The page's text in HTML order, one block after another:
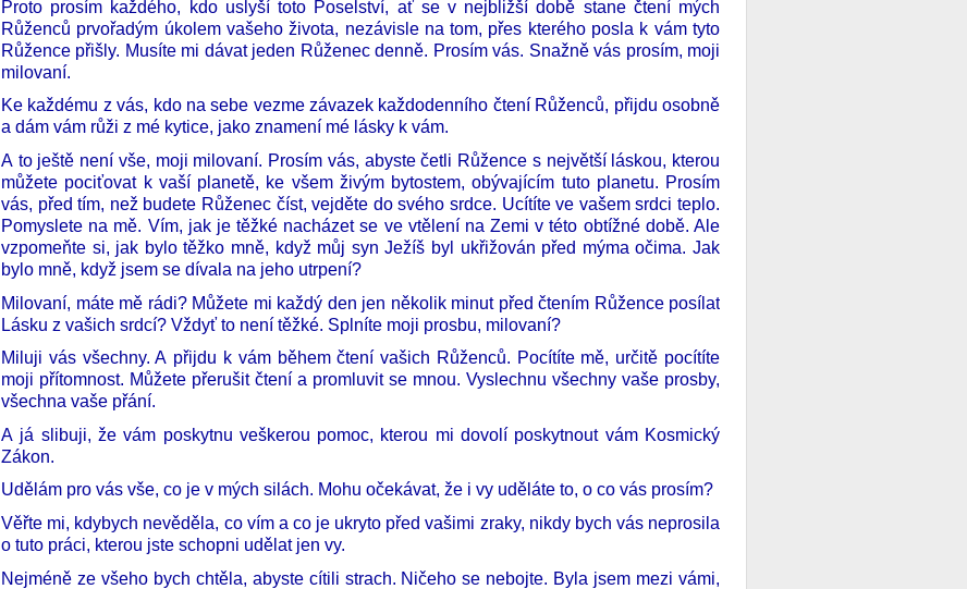
Proto prosím každého, kdo uslyší toto Poselství, ať se v nejbližší době stane čtení mých
Růženců prvořadým úkolem vašeho života, nezávisle na tom, přes kterého posla k vám tyto
Růžence přišly. Musíte mi dávat jeden Růženec denně. Prosím vás. Snažně vás prosím, moji
milovaní.
Ke každému z vás, kdo na sebe vezme závazek každodenního čtení Růženců, přijdu osobně
a dám vám růži z mé kytice, jako znamení mé lásky k vám.
A to ještě není vše, moji milovaní. Prosím vás, abyste četli Růžence s největší láskou, kterou
můžete pociťovat k vaší planetě, ke všem živým bytostem, obývajícím tuto planetu. Prosím
vás, před tím, než budete Růženec číst, vejděte do svého srdce. Ucítíte ve vašem srdci teplo.
Pomyslete na mě. Vím, jak je těžké nacházet se ve vtělení na Zemi v této obtížné době. Ale
vzpomeňte si, jak bylo těžko mně, když můj syn Ježíš byl ukřižován před mýma očima. Jak
bylo mně, když jsem se dívala na jeho utrpení?
Milovaní, máte mě rádi? Můžete mi každý den jen několik minut před čtením Růžence posílat
Lásku z vašich srdcí? Vždyť to není těžké. Splníte moji prosbu, milovaní?
Miluji vás všechny. A přijdu k vám během čtení vašich Růženců. Pocítíte mě, určitě pocítíte
moji přítomnost. Můžete přerušit čtení a promluvit se mnou. Vyslechnu všechny vaše prosby,
všechna vaše přání.
A já slibuji, že vám poskytnu veškerou pomoc, kterou mi dovolí poskytnout vám Kosmický
Zákon.
Udělám pro vás vše, co je v mých silách. Mohu očekávat, že i vy uděláte to, o co vás prosím?
Věřte mi, kdybych nevěděla, co vím a co je ukryto před vašimi zraky, nikdy bych vás neprosila
o tuto práci, kterou jste schopni udělat jen vy.
Nejméně ze všeho bych chtěla, abyste cítili strach. Ničeho se nebojte. Byla jsem mezi vámi,